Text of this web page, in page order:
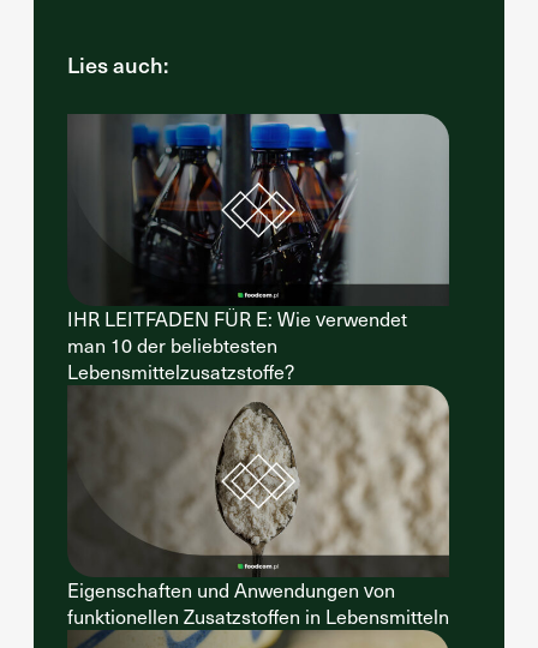
Lies auch:
IHR LEITFADEN FÜR E: Wie verwendet
man 10 der beliebtesten
Lebensmittelzusatzstoffe?
Eigenschaften und Anwendungen von
funktionellen Zusatzstoffen in Lebensmitteln